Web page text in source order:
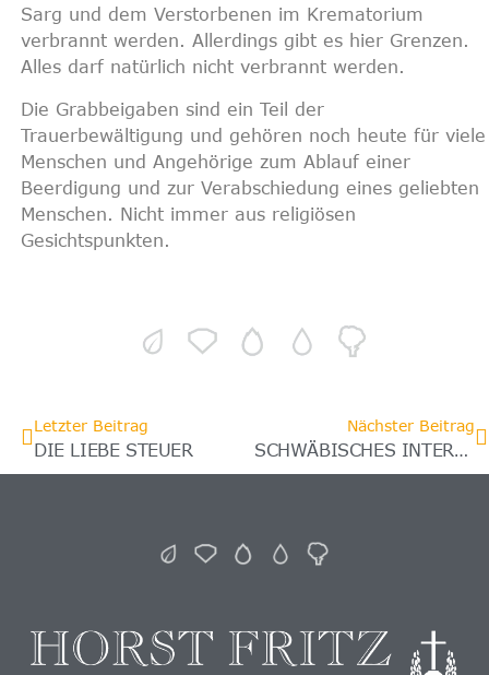
Sarg und dem Verstorbenen im Krematorium
verbrannt werden. Allerdings gibt es hier Grenzen.
Alles darf natürlich nicht verbrannt werden.
Die Grabbeigaben sind ein Teil der
Trauerbewältigung und gehören noch heute für viele
Menschen und Angehörige zum Ablauf einer
Beerdigung und zur Verabschiedung eines geliebten
Menschen. Nicht immer aus religiösen
Gesichtspunkten.
Letzter Beitrag
DIE LIEBE STEUER
Nächster Beitrag
SCHWÄBISCHES INTERVIEW MIT DER FRAU DES GRÜNDERS.